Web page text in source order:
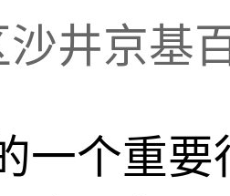
井京基
一个重要